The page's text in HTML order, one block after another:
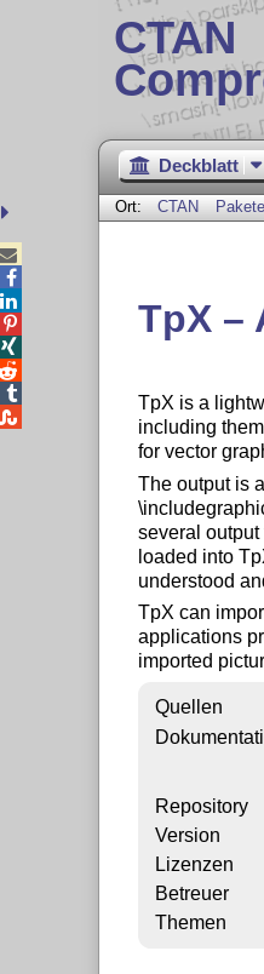
CTAN
Deckblatt
Ort: CTAN Pakete
TpX –
TpX is a
including
for vector
The output is
several
loaded into
understood
TpX can
applications
imported
Quellen
Repository
Version
Lizenzen
Betreuer
Themen




